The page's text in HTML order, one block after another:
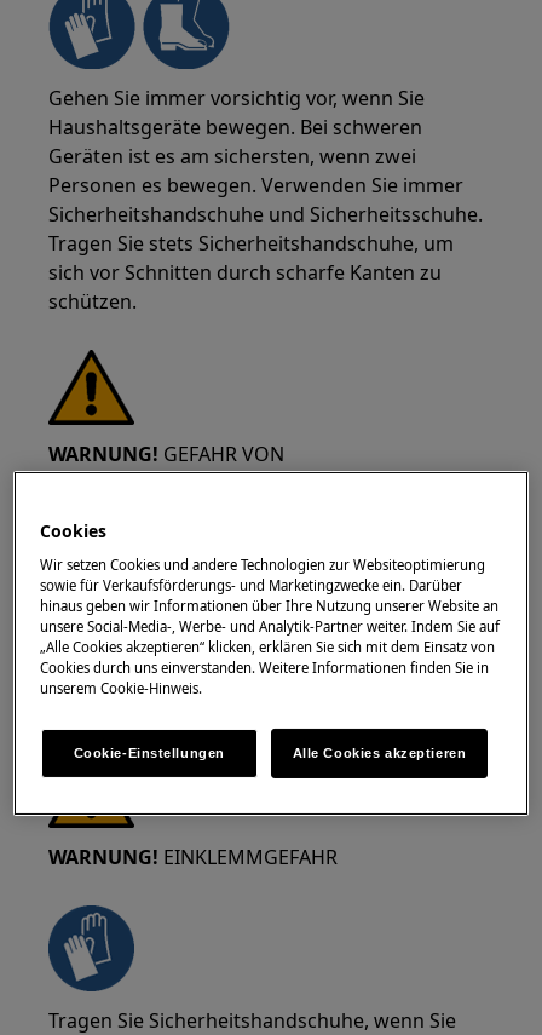
Gehen Sie immer vorsichtig vor, wenn Sie
Haushaltsgeräte bewegen. Bei schweren
Geräten ist es am sichersten, wenn zwei
Personen es bewegen. Verwenden Sie immer
Sicherheitshandschuhe und Sicherheitsschuhe.
Tragen Sie stets Sicherheitshandschuhe, um
sich vor Schnitten durch scharfe Kanten zu
schützen.
WARNUNG! GEFAHR VON
Tragen Sie Schutzbrillen, wenn Sie Wartungs-
oder Reparaturarbeiten durchführen, die
WARNUNG! EINKLEMMGEFAHR
Tragen Sie Sicherheitshandschuhe, wenn Sie
Cookies
Wir setzen Cookies und andere Technologien zur Websiteoptimierung
sowie für Verkaufsförderungs- und Marketingzwecke ein. Darüber
hinaus geben wir Informationen über Ihre Nutzung unserer Website an
unsere Social-Media-, Werbe- und Analytik-Partner weiter. Indem Sie auf
„Alle Cookies akzeptieren“ klicken, erklären Sie sich mit dem Einsatz von
Cookies durch uns einverstanden. Weitere Informationen finden Sie in
unserem Cookie-Hinweis.
Cookie-Einstellungen Alle Cookies akzeptieren